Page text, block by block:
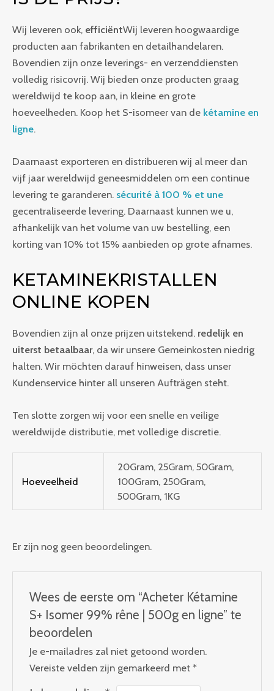
Wij leveren ook, efficiëntWij leveren hoogwaardige
producten aan fabrikanten en detailhandelaren.
Bovendien zijn onze leverings- en verzenddiensten
volledig risicovrij. Wij bieden onze producten graag
wereldwijd te koop aan, in kleine en grote
hoeveelheden. Koop het S-isomeer van de kétamine en
ligne.
Daarnaast exporteren en distribueren wij al meer dan
vijf jaar wereldwijd geneesmiddelen om een ​​continue
levering te garanderen. sécurité à 100 % et une
gecentraliseerde levering. Daarnaast kunnen we u,
afhankelijk van het volume van uw bestelling, een
korting van 10% tot 15% aanbieden op grote afnames.
KETAMINEKRISTALLEN
ONLINE KOPEN
Bovendien zijn al onze prijzen uitstekend. redelijk en
uiterst betaalbaar, da wir unsere Gemeinkosten niedrig
halten. Wir möchten darauf hinweisen, dass unser
Kundenservice hinter all unseren Aufträgen steht.
Ten slotte zorgen wij voor een snelle en veilige
wereldwijde distributie, met volledige discretie.
Hoeveelheid
20Gram, 25Gram, 50Gram,
100Gram, 250Gram,
500Gram, 1KG
Er zijn nog geen beoordelingen.
Wees de eerste om “Acheter Kétamine
S+ Isomer 99% rêne | 500g en ligne” te
beoordelen
Je e-mailadres zal niet getoond worden.
Vereiste velden zijn gemarkeerd met*